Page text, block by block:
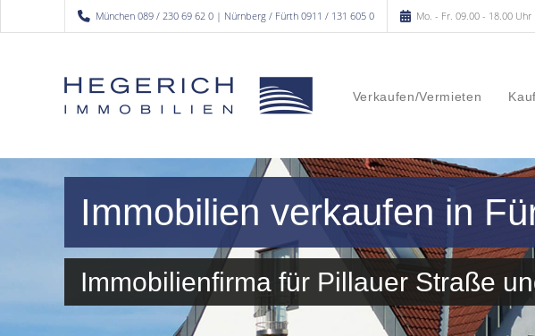
München 089 / 230 69 62 0 | Nürnberg / Fürth 0911 / 131 605 0 Mo. - Fr. 09.00 - 18.00 Uhr
Verkaufen/Vermieten
Immobilien verkaufen in
Immobilienfirma für Pillauer Straße